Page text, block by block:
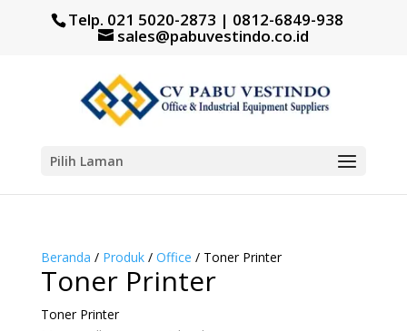
Telp. 021 5020-2873 | 0812-6849-938
sales@pabuvestindo.co.id
Pilih Laman
Beranda / Produk/ Office / Toner Printer
Toner Printer
Toner Printer